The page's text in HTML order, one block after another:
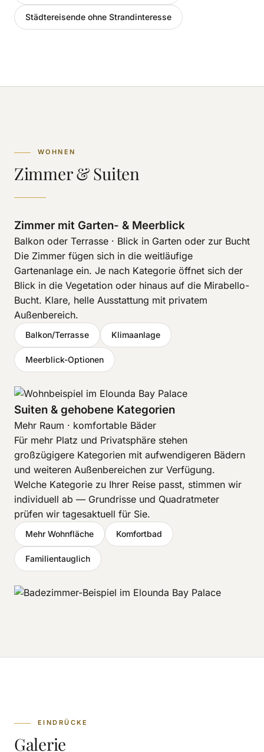
Städtereisende ohne Strandinteresse
WOHNEN
Zimmer & Suiten
Zimmer mit Garten- & Meerblick
Balkon oder Terrasse · Blick in Garten oder zur Bucht
Die Zimmer fügen sich in die weitläufige
Gartenanlage ein. Je nach Kategorie öffnet sich der
Blick in die Vegetation oder hinaus auf die Mirabello-
Bucht. Klare, helle Ausstattung mit privatem
Außenbereich.
Balkon/Terrasse Klimaanlage
Meerblick-Optionen
Suiten & gehobene Kategorien
Mehr Raum · komfortable Bäder
Für mehr Platz und Privatsphäre stehen
großzügigere Kategorien mit aufwendigeren Bädern
und weiteren Außenbereichen zur Verfügung.
Welche Kategorie zu Ihrer Reise passt, stimmen wir
individuell ab — Grundrisse und Quadratmeter
prüfen wir tagesaktuell für Sie.
Mehr Wohnfläche Komfortbad
Familientauglich
EINDRÜCKE
Galerie